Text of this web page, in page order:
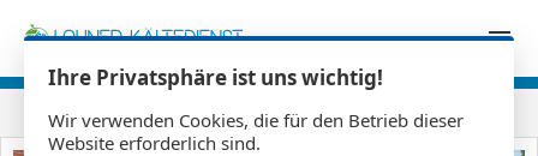
Ihre Privatsphäre ist uns wichtig!
Wir verwenden Cookies, die für den Betrieb dieser
Website erforderlich sind.